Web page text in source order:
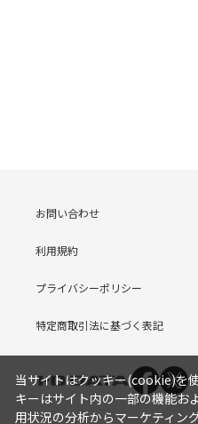
お問い合わせ
利用規約
プライバシーポリシー
特定商取引法に基づく表記
当サイトはクッキー(cookie)を
キーはサイト内の一部の機能お
用状況の分析からマーケティン